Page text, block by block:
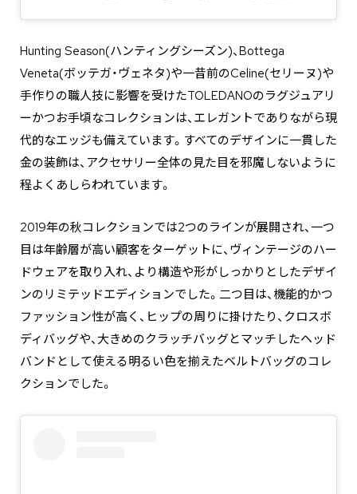
Hunting Season(ハンティングシーズン)、Bottega
Veneta(ボッテガ・ヴェネタ)や一昔前のCeline(セリーヌ)や
手作りの職人技に影響を受けたTOLEDANOのラグジュアリ
ーかつお手頃なコレクションは、エレガントでありながら現
代的なエッジも備えています。すべてのデザインに一貫した
金の装飾は、アクセサリー全体の見た目を邪魔しないように
程よくあしらわれています。
2019年の秋コレクションでは2つのラインが展開され、一つ
目は年齢層が高い顧客をターゲットに、ヴィンテージのハー
ドウェアを取り入れ、より構造や形がしっかりとしたデザイ
ンのリミテッドエディションでした。二つ目は、機能的かつ
ファッション性が高く、ヒップの周りに掛けたり、クロスボ
ディバッグや、大きめのクラッチバッグとマッチしたヘッド
バンドとして使える明るい色を揃えたベルトバッグのコレ
クションでした。